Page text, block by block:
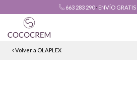
663 283 290· ENVÍO GRATIS
Volver a OLAPLEX